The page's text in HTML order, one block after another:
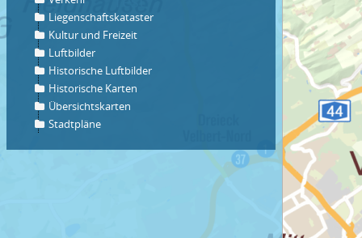
Liegenschaftskataster
Kultur und Freizeit
Luftbilder
Historische Luftbilder
Historische Karten
Übersichtskarten
Stadtpläne